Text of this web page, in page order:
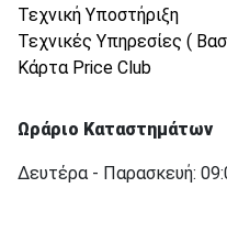
Τεχνική Υποστήριξη
Τεχνικές Υπηρεσίες (
Κάρτα Price Club
Ωράριο Καταστημάτων
Δευτέρα - Παρασκευή: